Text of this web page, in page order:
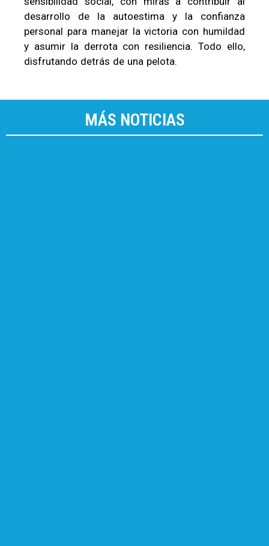
desarrollo de la autoestima y la confianza
personal para manejar la victoria con humildad
y asumir la derrota con resiliencia. Todo ello,
disfrutando detrás de una pelota.
MÁS NOTICIAS